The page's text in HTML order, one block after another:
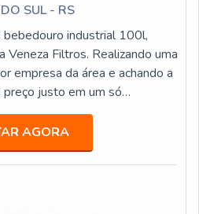
SUL - RS
industrial 100l,
Filtros. Realizando uma
empresa da área e achando a
justo em um só
bebedouro industrial 100l,
da Veneza Filtros o
com pagamento acessível.UM
INDUSTRIAL
AGORA